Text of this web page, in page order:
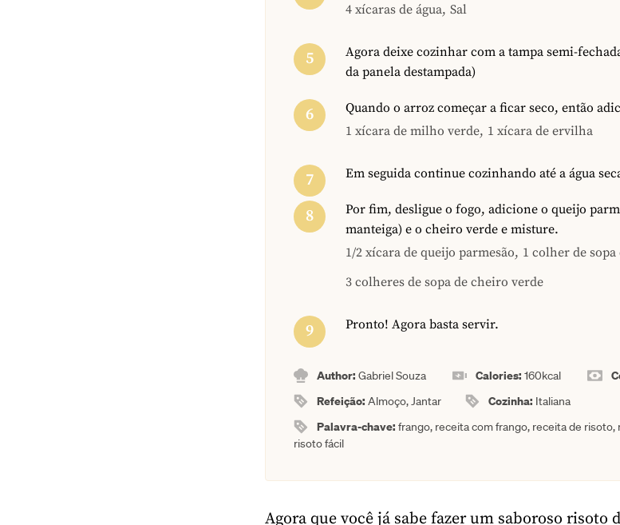
4 xícaras de água, Sal
Agora deixe cozinhar com a tampa semi-
da panela destampada)
Quando o arroz começar a ficar seco, então
1 xícara de milho verde, 1 xícara de ervilha
Em seguida continue cozinhando até a água
Por fim, desligue o fogo, adicione o queijo
manteiga) e o cheiro verde e misture.
1/2 xícara de queijo parmesão, 1 colher de
3 colheres de sopa de cheiro verde
Pronto! Agora basta servir.
Author:Gabriel Souza Calories:160kcal
Refeição:Almoço, Jantar Cozinha: Italiana
Palavra-chave:frango, receita com frango, receita de
risoto fácil
Agora que você já sabe fazer um saboroso risoto